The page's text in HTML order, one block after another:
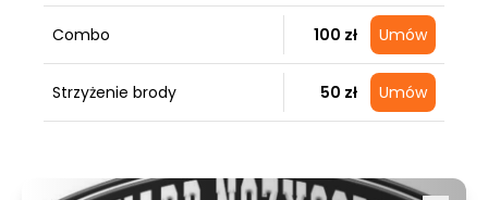
Combo 100 zł Umów
Strzyżenie brody 50 zł Umów